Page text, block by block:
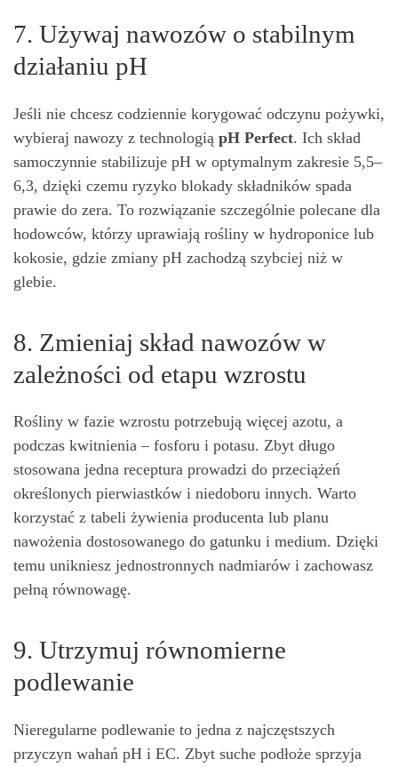
7. Używaj nawozów o stabilnym
działaniu pH
Jeśli nie chcesz codziennie korygować odczynu pożywki,
wybieraj nawozy z technologią pH Perfect. Ich skład
samoczynnie stabilizuje pH w optymalnym zakresie 5,5–
6,3, dzięki czemu ryzyko blokady składników spada
prawie do zera. To rozwiązanie szczególnie polecane dla
hodowców, którzy uprawiają rośliny w hydroponice lub
kokosie, gdzie zmiany pH zachodzą szybciej niż w
glebie.
8. Zmieniaj skład nawozów w
zależności od etapu wzrostu
Rośliny w fazie wzrostu potrzebują więcej azotu, a
podczas kwitnienia – fosforu i potasu. Zbyt długo
stosowana jedna receptura prowadzi do przeciążeń
określonych pierwiastków i niedoboru innych. Warto
korzystać z tabeli żywienia producenta lub planu
nawożenia dostosowanego do gatunku i medium. Dzięki
temu unikniesz jednostronnych nadmiarów i zachowasz
pełną równowagę.
9. Utrzymuj równomierne
podlewanie
Nieregularne podlewanie to jedna z najczęstszych
przyczyn wahań pH i EC. Zbyt suche podłoże sprzyja